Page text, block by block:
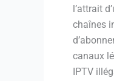
l’attrait
chaînes
canaux
IPTV